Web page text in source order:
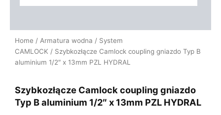
Home / Armatura wodna / System
CAMLOCK / Szybkozłącze Camlock coupling gniazdo Typ B
aluminium 1/2″ x 13mm PZL HYDRAL
Szybkozłącze Camlock coupling gniazdo
Typ B aluminium 1/2″ x 13mm PZL HYDRAL